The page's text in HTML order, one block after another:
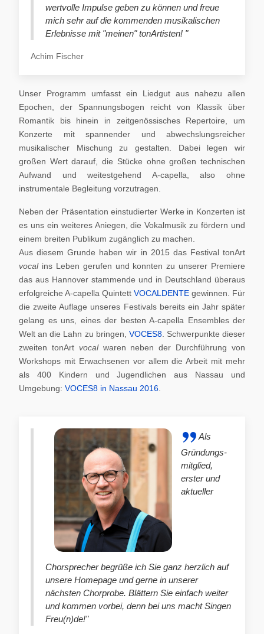
wertvolle Impulse geben zu können und freue
mich sehr auf die kommenden musikalischen
Erlebnisse mit "meinen" tonArtisten! "
Achim Fischer
Unser Programm umfasst ein Liedgut aus nahezu allen
Epochen, der Spannungsbogen reicht von Klassik über
Romantik bis hinein in zeitgenössisches Repertoire, um
Konzerte mit spannender und abwechslungsreicher
musikalischer Mischung zu gestalten. Dabei legen wir
großen Wert darauf, die Stücke ohne großen technischen
Aufwand und weitestgehend A-capella, also ohne
instrumentale Begleitung vorzutragen.
Neben der Präsentation einstudierter Werke in Konzerten ist
es uns ein weiteres Aniegen, die Vokalmusik zu fördern und
einem breiten Publikum zugänglich zu machen.
Aus diesem Grunde haben wir in 2015 das Festival tonArt
vocal ins Leben gerufen und konnten zu unserer Premiere
das aus Hannover stammende und in Deutschland überaus
erfolgreiche A-capella Quintett VOCALDENTE gewinnen. Für
die zweite Auflage unseres Festivals bereits ein Jahr später
gelang es uns, eines der besten A-capella Ensembles der
Welt an die Lahn zu bringen, VOCES8. Schwerpunkte dieser
zweiten tonArt vocalwaren neben der Durchführung von
Workshops mit Erwachsenen vor allem die Arbeit mit mehr
als 400 Kindern und Jugendlichen aus Nassau und
Umgebung: VOCES8 in Nassau 2016
Als
Gründungs-
mitglied,
erster und
aktueller
Chorsprecher begrüße ich Sie ganz herzlich auf
unsere Homepage und gerne in unserer
nächsten Chorprobe. Blättern Sie einfach weiter
und kommen vorbei, denn bei uns macht Singen
Freu(n)de!"